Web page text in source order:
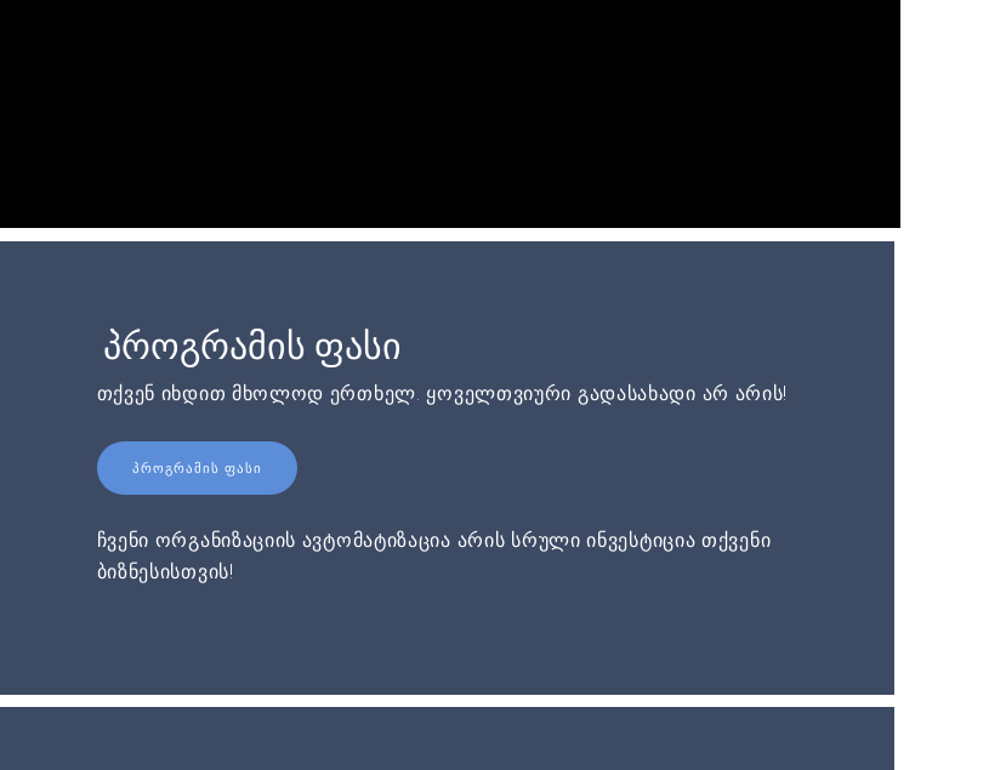
პროგრამის ფასი
თქვენ იხდით მხოლოდ ერთხელ. ყოველთვიური გადასახადი არ არის!
ᲞᲠᲝᲒᲠᲐᲛᲘᲡ ᲤᲐᲡᲘ
ჩვენი ორგანიზაციის ავტომატიზაცია არის სრული ინვესტიცია თქვენი
ბიზნესისთვის!